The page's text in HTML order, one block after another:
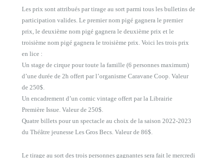
Les prix sont attribués par tirage au sort parmi tous les bulletins de
participation valides. Le premier nom pigé gagnera le premier
prix, le deuxième nom pigé gagnera le deuxième prix et le
troisième nom pigé gagnera le troisième prix. Voici les trois prix
en lice :
Un stage de cirque pour toute la famille (6 personnes maximum)
d’une durée de 2h offert par l’organisme Caravane Coop. Valeur
de 250$.
Un encadrement d’un comic vintage offert par la Librairie
Première Issue. Valeur de 250$.
Quatre billets pour un spectacle au choix de la saison 2022-2023
du Théâtre jeunesse Les Gros Becs. Valeur de 86$.
Le tirage au sort des trois personnes gagnantes sera fait le mercredi